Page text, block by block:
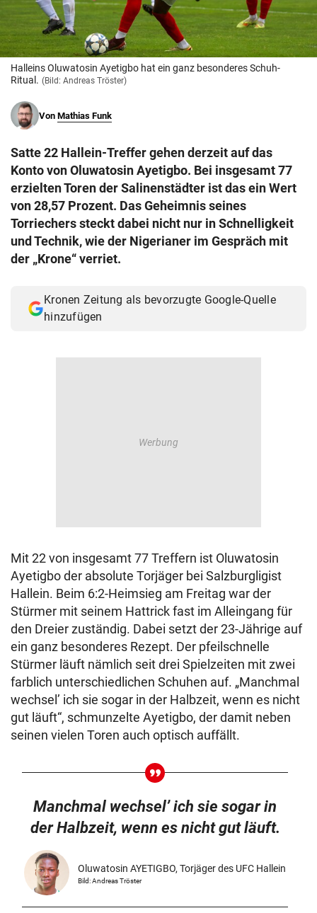
© Krone Multimedia GmbH & Co KG 2026
Muthgasse 2, 1190 Wien
Halleins Oluwatosin Ayetigbo hat ein ganz besonderes Schuh-
Ritual. (Bild: Andreas Tröster)
Von Mathias Funk
Satte 22 Hallein-Treffer gehen derzeit auf das
Konto von Oluwatosin Ayetigbo. Bei insgesamt 77
erzielten Toren der Salinenstädter ist das ein Wert
von 28,57 Prozent. Das Geheimnis seines
Torriechers steckt dabei nicht nur in Schnelligkeit
und Technik, wie der Nigerianer im Gespräch mit
der „Krone“ verriet.
Kronen Zeitung als bevorzugte Google-Quelle
hinzufügen
Mit 22 von insgesamt 77 Treffern ist Oluwatosin
Ayetigbo der absolute Torjäger bei Salzburgligist
Hallein. Beim 6:2-Heimsieg am Freitag war der
Stürmer mit seinem Hattrick fast im Alleingang für
den Dreier zuständig. Dabei setzt der 23-Jährige auf
ein ganz besonderes Rezept. Der pfeilschnelle
Stürmer läuft nämlich seit drei Spielzeiten mit zwei
farblich unterschiedlichen Schuhen auf. „Manchmal
wechsel’ ich sie sogar in der Halbzeit, wenn es nicht
gut läuft“, schmunzelte Ayetigbo, der damit neben
seinen vielen Toren auch optisch auffällt.
Manchmal wechsel’ ich sie sogar in
der Halbzeit, wenn es nicht gut läuft.
Oluwatosin AYETIGBO, Torjäger des UFC Hallein
Bild: Andreas Tröster